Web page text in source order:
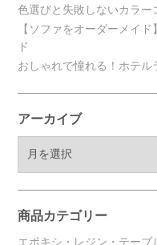
色選びと失敗しないカラー
【ソファをオーダーメイ
ド
おしゃれで憧れる！ホテル
アーカイブ
ブ
商品カテゴリー
エポキシ・レジン・テーブ